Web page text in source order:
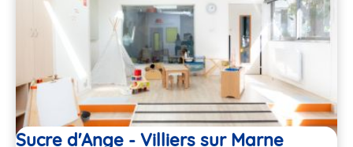
Sucre d'Ange - Villiers sur Marne
4
2
2
4
2
2